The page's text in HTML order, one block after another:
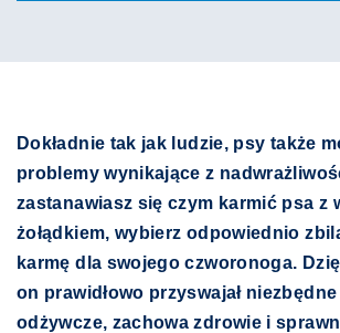
Dokładnie tak jak ludzie, psy także
problemy wynikające z
zastanawiasz się czym karmić psa z
żołądkiem, wybierz odpowiednio
karmę dla swojego czworonoga.
on prawidłowo przyswajał
odżywcze, zachowa zdrowie i